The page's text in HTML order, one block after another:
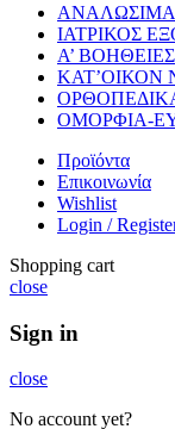
ΑΝΑΛΩΣΙΜΑ
ΙΑΤΡΙΚΟΣ
Α’ ΒΟΗΘΕΙΕΣ
ΚΑΤ’ΟΙΚΟΝ
ΟΜΟΡΦΙΑ-
Προϊόντα
Επικοινωνία
Wishlist
Login /
Shopping cart
close
Sign in
close
No account yet?